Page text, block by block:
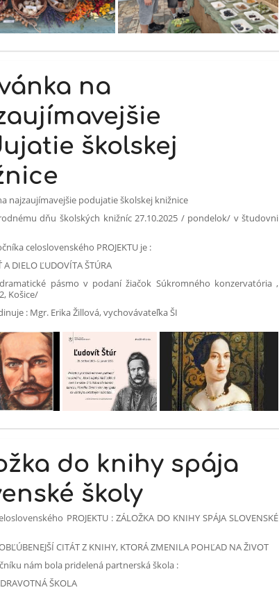
na
školskej
najzaujímavejšie podujatie školskej knižnice
dňu školských knižníc 27.10.2025 / pondelok/ v študovni
celoslovenského PROJEKTU je :
A DIELO ĽUDOVÍTA ŠTÚRA
pásmo v podaní žiačok Súkromného konzervatória ,
Košice/
: Mgr. Erika Žillová, vychovávateľka ŠI
do knihy spája
školy
PROJEKTU : ZÁLOŽKA DO KNIHY SPÁJA SLOVENSKÉ
CITÁT Z KNIHY, KTORÁ ZMENILA POHĽAD NA ŽIVOT
nám bola pridelená partnerská škola :
ŠKOLA